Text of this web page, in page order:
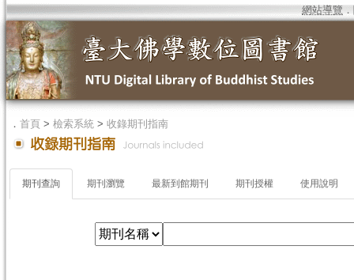
網站導覽 ．
． 首頁 > 檢索系統 > 收錄期刊指南
期刊查詢 期刊瀏覽 最新到館期刊 期刊授權 使用說明